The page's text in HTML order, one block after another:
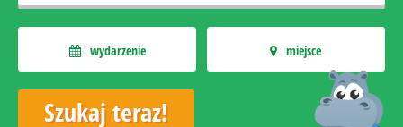
wydarzenie miejsce